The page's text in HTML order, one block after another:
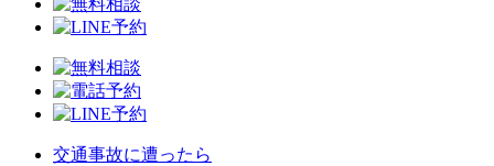
交通事故に遭ったら